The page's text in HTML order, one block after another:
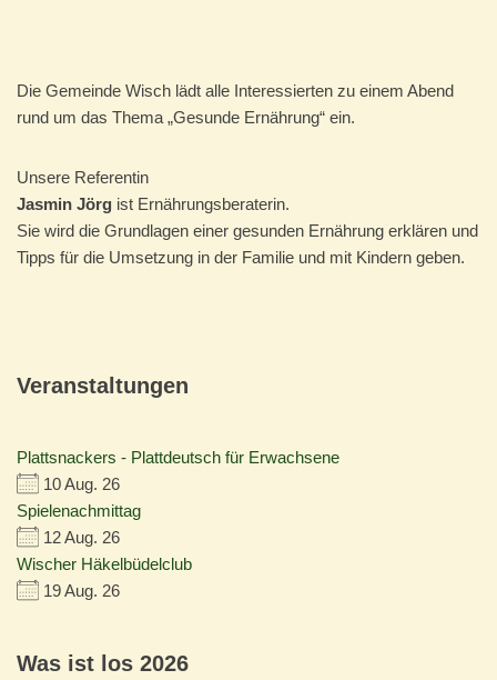
Die Gemeinde Wisch lädt alle Interessierten zu einem Abend
rund um das Thema „Gesunde Ernährung“ ein.
Unsere Referentin
Jasmin Jörg ist Ernährungsberaterin.
Sie wird die Grundlagen einer gesunden Ernährung erklären und
Tipps für die Umsetzung in der Familie und mit Kindern geben.
Veranstaltungen
Plattsnackers - Plattdeutsch für Erwachsene
10 Aug. 26
Spielenachmittag
12 Aug. 26
Wischer Häkelbüdelclub
19 Aug. 26
Was ist los 2026